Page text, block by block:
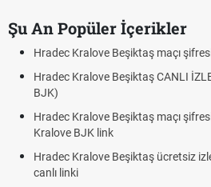
Şu An Popüler İçerikler
Hradec Kralove Beşiktaş maçı
Hradec Kralove Beşiktaş CANLI
BJK)
Hradec Kralove Beşiktaş maçı
Kralove BJK link
Hradec Kralove Beşiktaş ücretsiz
canlı linki